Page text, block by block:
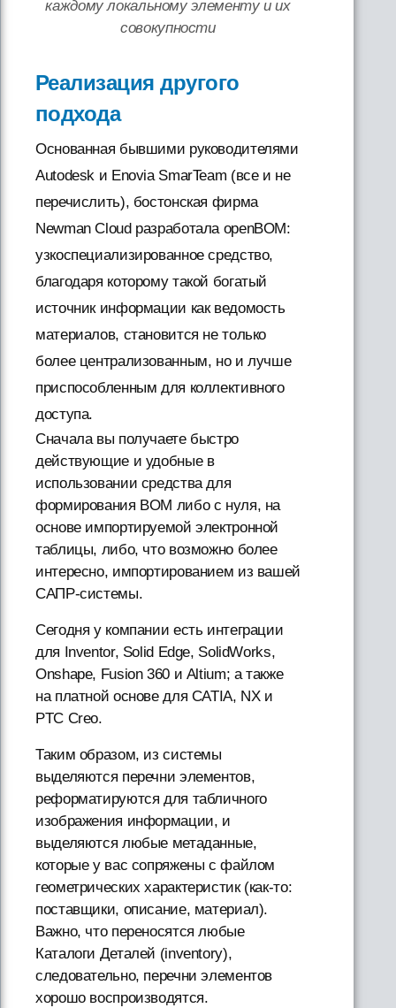
каждому локальному элементу и их
совокупности
Реализация другого
подхода
Основанная бывшими руководителями
Autodesk и Enovia SmarTeam (все и не
перечислить), бостонская фирма
Newman Cloud разработала openBOM:
узкоспециализированное средство,
благодаря которому такой богатый
источник информации как ведомость
материалов, становится не только
более централизованным, но и лучше
приспособленным для коллективного
доступа.
Сначала вы получаете быстро
действующие и удобные в
использовании средства для
формирования BOM либо с нуля, на
основе импортируемой электронной
таблицы, либо, что возможно более
интересно, импортированием из вашей
САПР-системы.
Сегодня у компании есть интеграции
для Inventor, Solid Edge, SolidWorks,
Onshape, Fusion 360 и Altium; а также
на платной основе для CATIA, NX и
PTC Creo.
Таким образом, из системы
выделяются перечни элементов,
реформатируются для табличного
изображения информации, и
выделяются любые метаданные,
которые у вас сопряжены с файлом
геометрических характеристик (как-то:
поставщики, описание, материал).
Важно, что переносятся любые
Каталоги Деталей (inventory),
следовательно, перечни элементов
хорошо воспроизводятся.